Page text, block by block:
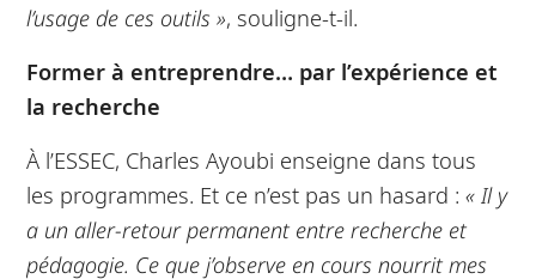
l’usage de ces outils », souligne-t-il.
Former à entreprendre… par l’expérience et
la recherche
À l’ESSEC, Charles Ayoubi enseigne dans tous
les programmes. Et ce n’est pas un hasard :« Il y
a un aller-retour permanent entre recherche et
pédagogie. Ce que j’observe en cours nourrit mes